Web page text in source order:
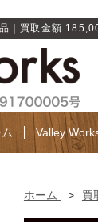
｜買取金額
Valley
ホーム > 買